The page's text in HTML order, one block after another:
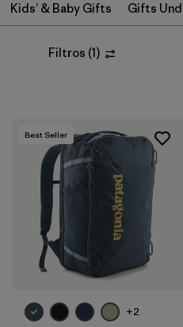
Kids’ & Baby Gifts Gifts
Filtros (1)
Best Seller
+2